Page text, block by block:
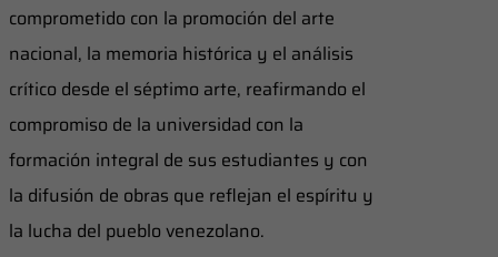
comprometido con la promoción del arte
nacional, la memoria histórica y el análisis
crítico desde el séptimo arte, reafirmando el
compromiso de la universidad con la
formación integral de sus estudiantes y con
la difusión de obras que reflejan el espíritu y
la lucha del pueblo venezolano.